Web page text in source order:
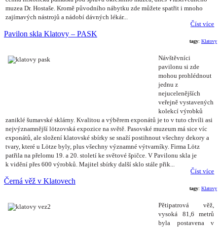
muzea Dr. Hostaše. Kromě původního nábytku zde můžete spatřit i mnoho
zajímavých nástrojů a nádobí dávných lékár...
Číst více
tagy: Klatovy
Pavilon skla Klatovy – PASK
Návštěvníci
pavilonu si zde
mohou prohlédnout
jednu z
nejucelenějších
veřejně vystavených
kolekcí výrobků
zaniklé šumavské sklárny. Kvalitou a výběrem exponátů je to v tuto chvíli asi
nejvýznamnější lötzovská expozice na světě. Pasovské muzeum má sice víc
exponátů, ale složení klatovské sbírky se snaží postihnout všechny dekory a
tvary, které u Lötze byly, plus všechny významné výtvarníky. Firma Lötz
patřila na přelomu 19. a 20. století ke světové špičce. V Pavilonu skla je
k vidění přes 600 výrobků. Majitel sbírky další sklo stále přik...
Číst více
tagy: Klatovy
Černá věž v Klatovech
Pětipatrová věž,
vysoká 81,6 metrů
byla postavena v